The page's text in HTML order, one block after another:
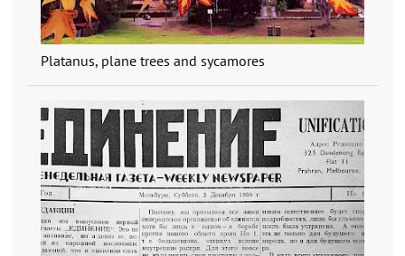
Platanus, plane trees and sycamores